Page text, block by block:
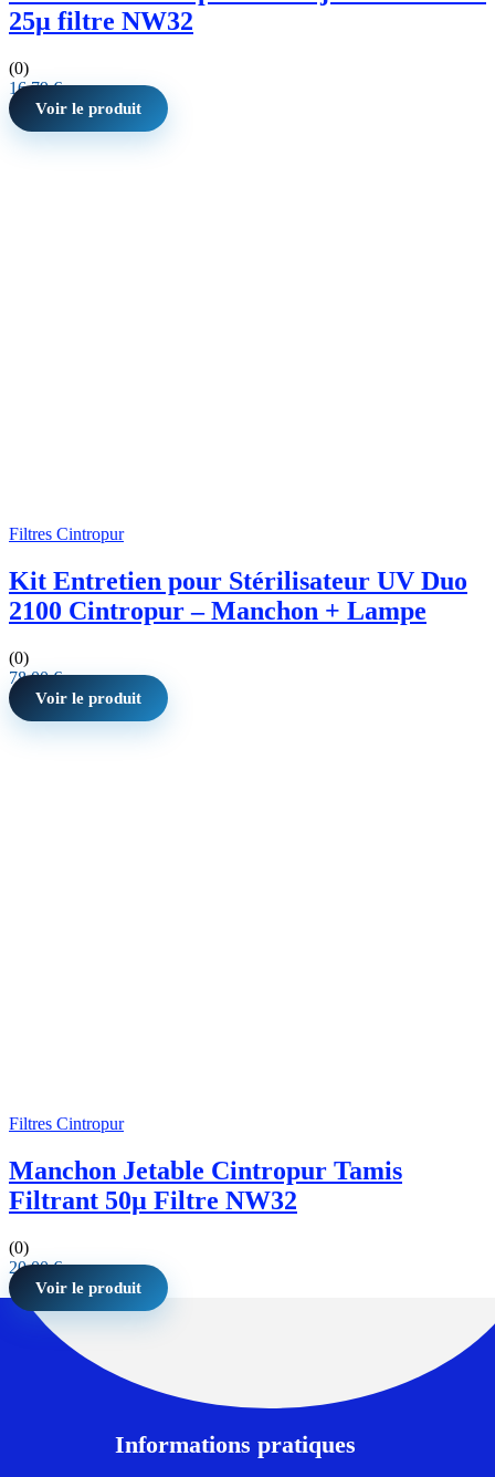
25µ filtre NW32
(0)
16,79€
Voir le produit
Filtres Cintropur
Kit Entretien pour Stérilisateur UV Duo
2100 Cintropur – Manchon + Lampe
(0)
78,00€
Voir le produit
Filtres Cintropur
Manchon Jetable Cintropur Tamis
Filtrant 50µ Filtre NW32
(0)
20,00€
Voir le produit
Informations pratiques